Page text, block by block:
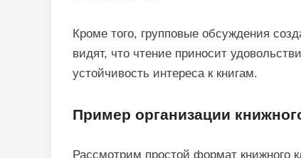
Кроме того, групповые обсуждения
видят, что чтение приносит
устойчивость интереса к книгам.
Пример организации
Рассмотрим простой формат книжного